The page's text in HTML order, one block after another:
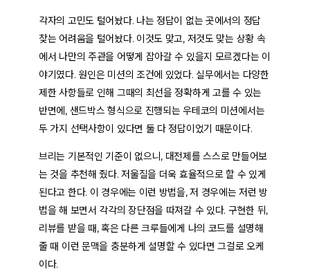
각자의 고민도 털어놨다. 나는 정답이 없는 곳에서의 정답
찾는 어려움을 털어놨다. 이것도 맞고, 저것도 맞는 상황 속
에서 나만의 주관을 어떻게 잡아갈 수 있을지 모르겠다는 이
야기였다. 원인은 미션의 조건에 있었다. 실무에서는 다양한
제한 사항들로 인해 그때의 최선을 정확하게 고를 수 있는
반면에, 샌드박스 형식으로 진행되는 우테코의 미션에서는
두 가지 선택사항이 있다면 둘 다 정답이었기 때문이다.
브리는 기본적인 기준이 없으니, 대전제를 스스로 만들어보
는 것을 추천해 줬다. 저울질을 더욱 효율적으로 할 수 있게
된다고 한다. 이 경우에는 이런 방법을, 저 경우에는 저런 방
법을 해 보면서 각각의 장단점을 따져갈 수 있다. 구현한 뒤,
리뷰를 받을 때, 혹은 다른 크루들에게 나의 코드를 설명해
줄 때 이런 문맥을 충분하게 설명할 수 있다면 그걸로 오케
이다.